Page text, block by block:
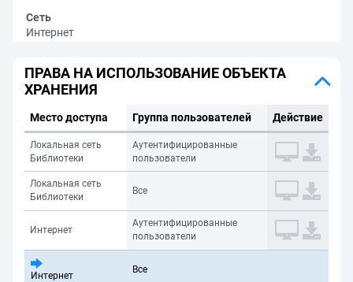
Сеть
Интернет
ПРАВА НА ИСПОЛЬЗОВАНИЕ ОБЪЕКТА
ХРАНЕНИЯ
Место доступа Группа пользователей Действие
Локальная сеть
Библиотеки
Аутентифицированные
пользователи
Локальная сеть
Библиотеки
Все
Интернет
Аутентифицированные
пользователи
Интернет
Все